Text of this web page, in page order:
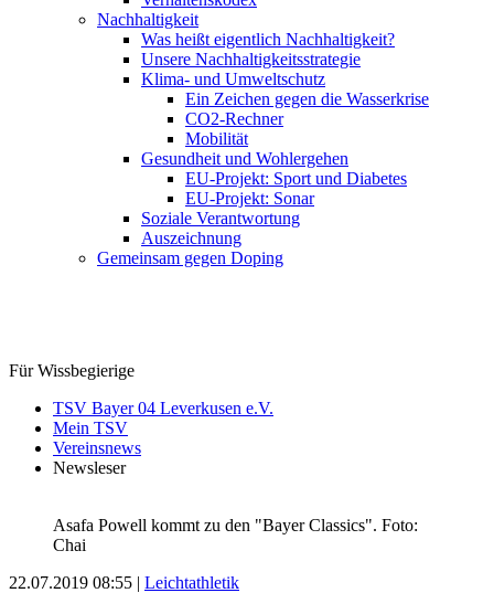
Nachhaltigkeit
Was heißt eigentlich Nachhaltigkeit?
Unsere Nachhaltigkeitsstrategie
Klima- und Umweltschutz
Ein Zeichen gegen die Wasserkrise
CO2-Rechner
Mobilität
Gesundheit und Wohlergehen
EU-Projekt: Sport und Diabetes
EU-Projekt: Sonar
Soziale Verantwortung
Auszeichnung
Gemeinsam gegen Doping
Für Wissbegierige
TSV Bayer 04 Leverkusen e.V.
Mein TSV
Vereinsnews
Newsleser
Asafa Powell kommt zu den "Bayer Classics". Foto:
Chai
22.07.2019 08:55 | Leichtathletik